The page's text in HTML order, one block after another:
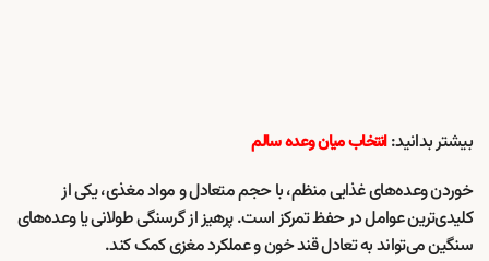
بیشتر بدانید:انتخاب میان وعده سالم
خوردن وعده‌های غذایی منظم، با حجم متعادل و مواد مغذی، یکی از
کلیدی‌ترین عوامل در حفظ تمرکز است. پرهیز از گرسنگی طولانی یا وعده‌های
سنگین می‌تواند به تعادل قند خون و عملکرد مغزی کمک کند.